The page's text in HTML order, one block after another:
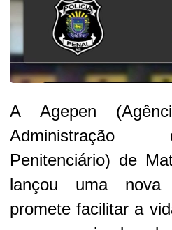
A Agepen
Penitenciário) de
lançou uma nova
promete facilitar a